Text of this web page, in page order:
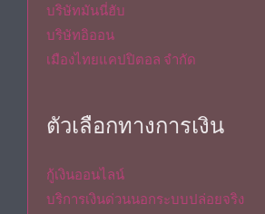
บริษัทมันนี่ฮับ
บริษัทอิออน
เมืองไทยแคปปิตอล จำกัด
ตัวเลือกทางการเงิน
กู้เงินออนไลน์
บริการเงินด่วนนอกระบบปล่อยจริง